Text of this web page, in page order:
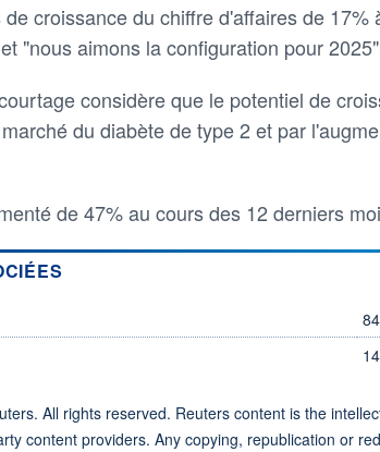
croissance du chiffre d'affaires de 17%
"nous aimons la configuration pour
considère que le potentiel de
du diabète de type 2 et par
de 47% au cours des 12 derniers
All rights reserved. Reuters content is the
content providers. Any copying, republication or